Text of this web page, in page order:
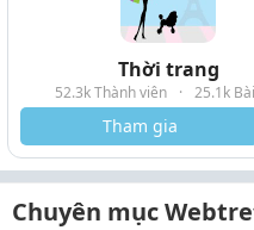
Thời trang
52.3k Thành viên · 25.1k
Tham gia
Chuyên mục